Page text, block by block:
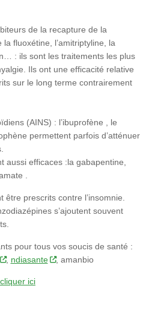
de la recapture de la
fluoxétine, l’amitriptyline, la
: ils sont les traitements les plus
Ils ont une efficacité relative
sur le long terme contrairement
(AINS) : l’ibuprofène , le
permettent parfois d’atténuer
aussi efficaces :la gabapentine,
.
être prescrits contre l’insomnie.
s’ajoutent souvent
pour tous vos soucis de santé :
, ndiasante , amanbio
ici